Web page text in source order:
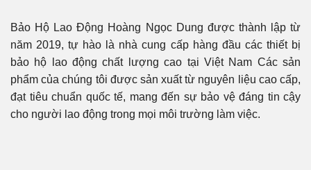
Bảo Hộ Lao Động Hoàng Ngọc Dung được thành lập từ
năm 2019, tự hào là nhà cung cấp hàng đầu các thiết bị
bảo hộ lao động chất lượng cao tại Việt Nam Các sản
phẩm của chúng tôi được sản xuất từ nguyên liệu cao cấp,
đạt tiêu chuẩn quốc tế, mang đến sự bảo vệ đáng tin cậy
cho người lao động trong mọi môi trường làm việc.